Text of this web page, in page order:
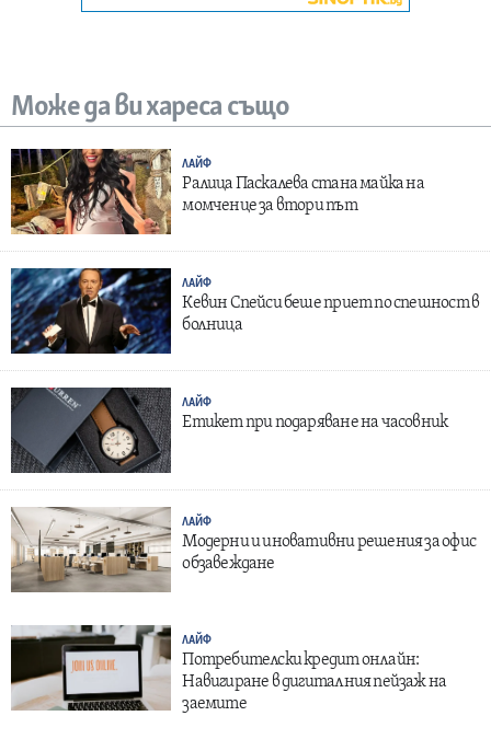
Може да ви хареса също
ЛАЙФ
Ралица Паскалева стана майка на
момченце за втори път
ЛАЙФ
Кевин Спейси беше приет по спешност в
болница
ЛАЙФ
Етикет при подаряване на часовник
ЛАЙФ
Модерни и иновативни решения за офис
обзавеждане
ЛАЙФ
Потребителски кредит онлайн:
Навигиране в дигиталния пейзаж на
заемите